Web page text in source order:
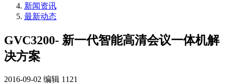
新闻资讯
最新动态
GVC3200- 新一代智能高清会议一体机解
决方案
2016-09-02 编辑 1121